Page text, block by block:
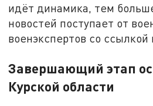
идёт динамика, тем
новостей поступает от
военэкспертов со
Завершающий этап
Курской области